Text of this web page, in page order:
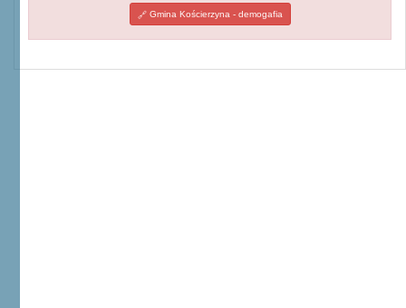
Gmina Kościerzyna - demogafia